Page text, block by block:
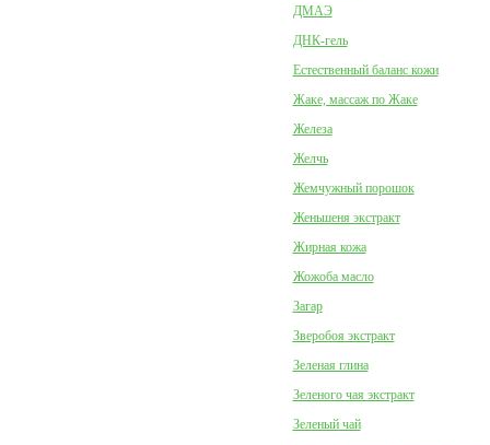
ДМАЭ
ДНК-гель
Естественный баланс кожи
Жаке, массаж по Жаке
Железа
Желчь
Жемчужный порошок
Женьшеня экстракт
Жирная кожа
Жожоба масло
Загар
Зверобоя экстракт
Зеленая глина
Зеленого чая экстракт
Зеленый чай